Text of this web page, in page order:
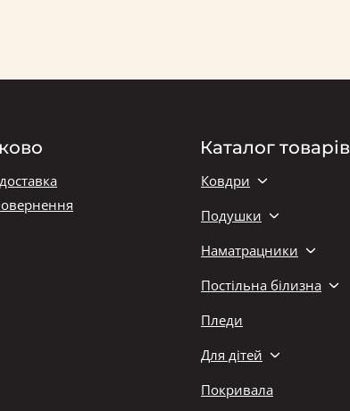
Каталог товарів
Ковдри
Подушки
Наматрацники
Постільна білизна
Пледи
Для дітей
Покривала